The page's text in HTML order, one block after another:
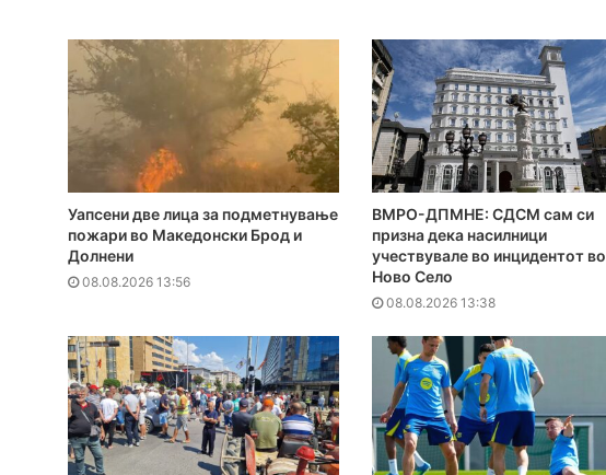
Уапсени две лица за подметнување
пожари во Македонски Брод и
Долнени
08.08.2026 13:56
ВМРО-ДПМНЕ: СДСМ сам си
призна дека насилници
учествувале во инцидентот во
Ново Село
08.08.2026 13:38